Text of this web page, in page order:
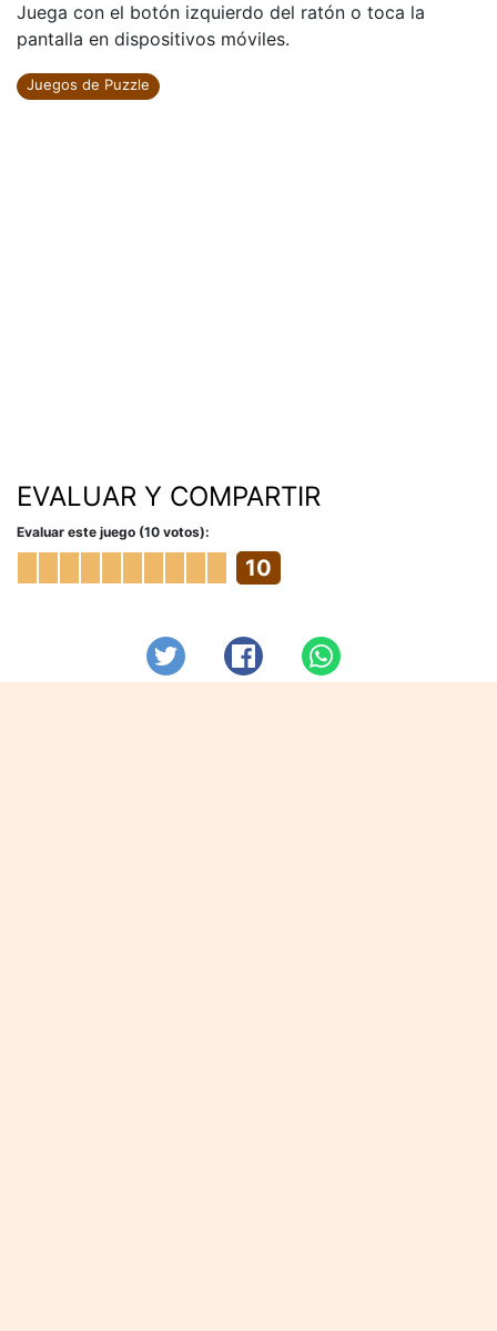
Juega con el botón izquierdo del ratón o toca la
pantalla en dispositivos móviles.
Juegos de Puzzle
EVALUAR Y COMPARTIR
Evaluar este juego (10 votos):
10